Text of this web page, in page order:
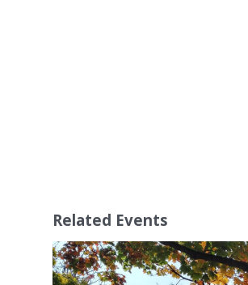
Related Events